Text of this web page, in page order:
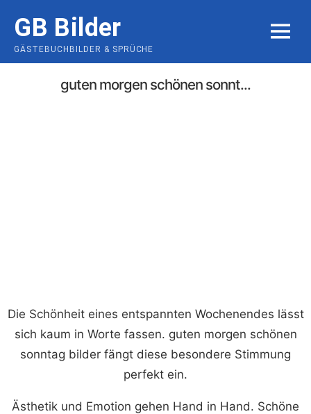
content
GB Bilder
GÄSTEBUCHBILDER & SPRÜCHE
MENU
guten morgen schönen sonnt...
Die Schönheit eines entspannten Wochenendes lässt
sich kaum in Worte fassen. guten morgen schönen
sonntag bilder fängt diese besondere Stimmung
perfekt ein.
Ästhetik und Emotion gehen Hand in Hand. Schöne